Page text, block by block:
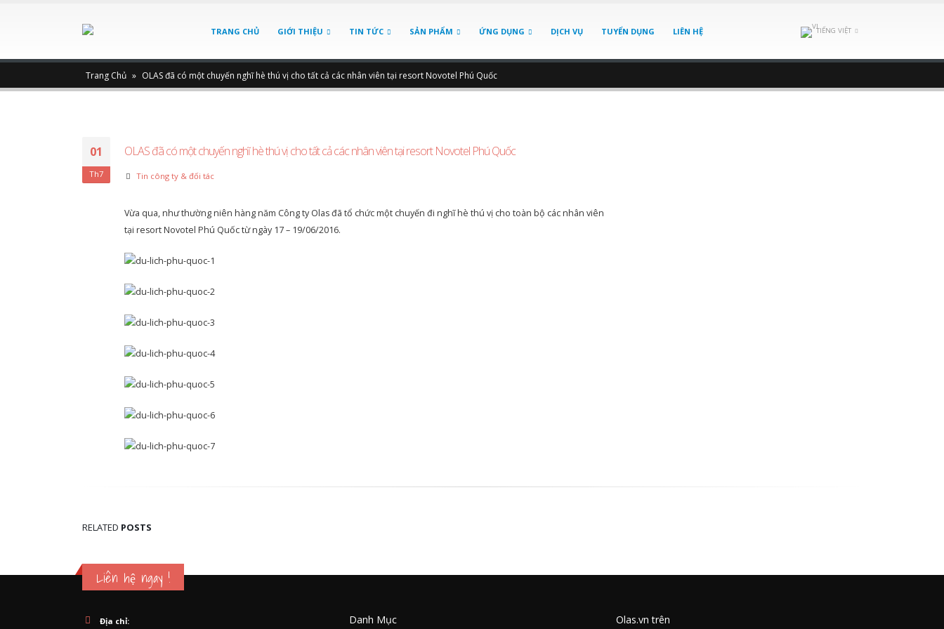
TRANG CHỦ GIỚI THIỆU TIN TỨC SẢN PHẨM ỨNG DỤNG DỊCH VỤ TUYỂN DỤNG LIÊN HỆ TIẾNG VIỆT
Trang Chủ » OLAS đã có một chuyến nghĩ hè thú vị cho tất cả các nhân viên tại resort Novotel Phú Quốc
01
Th7
OLAS đã có một chuyến nghĩ hè thú vị cho tất cả các nhân viên tại resort Novotel Phú Quốc
Tin công ty & đối tác
Vừa qua, như thường niên hàng năm Công ty Olas đã tổ chức một chuyến đi nghĩ hè thú vị cho toàn bộ các nhân viên
tại resort Novotel Phú Quốc từ ngày 17 – 19/06/2016.
RELATED POSTS
Liên hệ ngay !
Địa chỉ: Danh Mục Olas.vn trên